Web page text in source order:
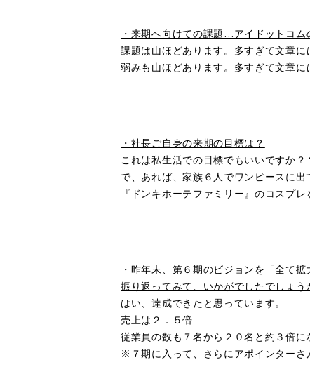
・来期へ向けての課題…アイドットコ
課題は山ほどあります。多すぎて文章に
弱みも山ほどあります。多すぎて文章に
・社長ご自身の来期の目標は？
これは私生活での目標でもいいですか？
で、あれば、家族６人でワンピースに出
『ドンキホーテファミリー』のコスプレ
・昨年末、第６期のビジョンを「全て
振り返ってみて、いかがでしたでしょう
はい、達成できたと思っています。
売上は２．５倍
従業員の数も７名から２０名と約３倍に
※７期に入って、さらにアポインターさ